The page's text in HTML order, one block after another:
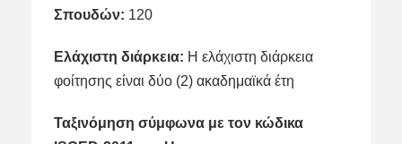
Σπουδών: 120
Ελάχιστη διάρκεια: Η ελάχιστη διάρκεια
φοίτησης είναι δύο (2) ακαδημαϊκά έτη
Ταξινόμηση σύμφωνα με τον κώδικα